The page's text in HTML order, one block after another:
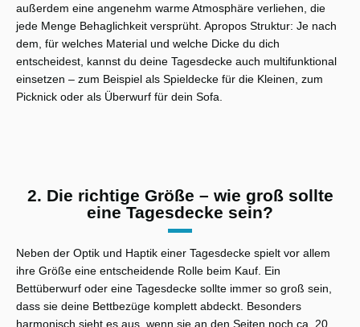
außerdem eine angenehm warme Atmosphäre verliehen, die
jede Menge Behaglichkeit versprüht. Apropos Struktur: Je nach
dem, für welches Material und welche Dicke du dich
entscheidest, kannst du deine Tagesdecke auch multifunktional
einsetzen – zum Beispiel als Spieldecke für die Kleinen, zum
Picknick oder als Überwurf für dein Sofa.
2. Die richtige Größe – wie groß sollte
eine Tagesdecke sein?
Neben der Optik und Haptik einer Tagesdecke spielt vor allem
ihre Größe eine entscheidende Rolle beim Kauf. Ein
Bettüberwurf oder eine Tagesdecke sollte immer so groß sein,
dass sie deine Bettbezüge komplett abdeckt. Besonders
harmonisch sieht es aus, wenn sie an den Seiten noch ca. 20